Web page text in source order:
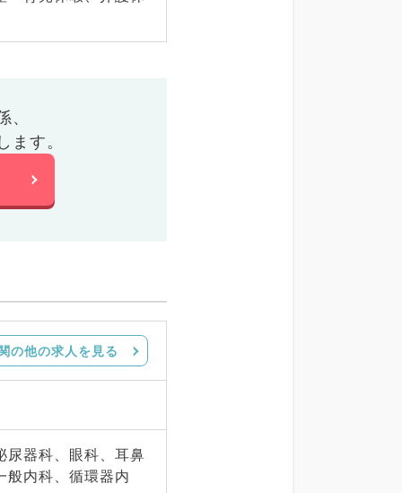
、
す。
の他の求人を見る
尿器科、眼科、耳鼻
般内科、循環器内